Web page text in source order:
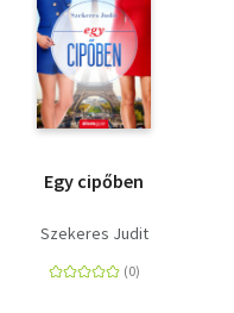
Egy cipőben
Szekeres Judit